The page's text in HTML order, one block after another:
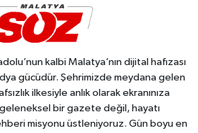
kalbi Malatya’nın dijital hafızası
gücüdür. Şehrimizde meydana gelen
ilkesiyle anlık olarak ekranınıza
bir gazete değil, hayatı
misyonu üstleniyoruz. Gün boyu en